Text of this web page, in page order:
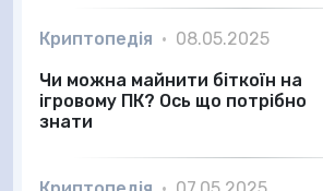
Криптопедія • 08.05.2025
Чи можна майнити біткоїн на
ігровому ПК? Ось що потрібно
знати